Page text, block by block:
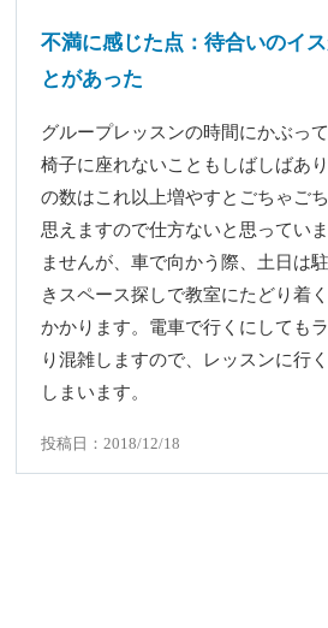
不満に感じた点：待合いのイ
とがあった
グループレッスンの時間にかぶっ
椅子に座れないこともしばしばあ
の数はこれ以上増やすとごちゃご
思えますので仕方ないと思ってい
ませんが、車で向かう際、土日は
きスペース探しで教室にたどり着
かかります。電車で行くにしても
り混雑しますので、レッスンに行
しまいます。
投稿日：2018/12/18